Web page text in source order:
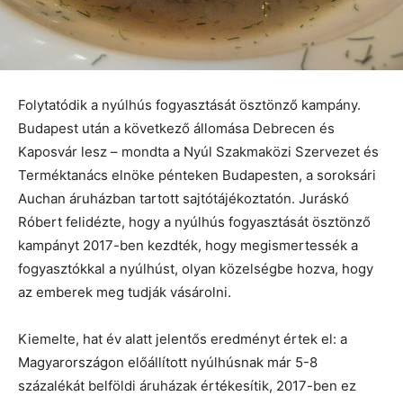
Folytatódik a nyúlhús fogyasztását ösztönző kampány.
Budapest után a következő állomása Debrecen és
Kaposvár lesz – mondta a Nyúl Szakmaközi Szervezet és
Terméktanács elnöke pénteken Budapesten, a soroksári
Auchan áruházban tartott sajtótájékoztatón. Juráskó
Róbert felidézte, hogy a nyúlhús fogyasztását ösztönző
kampányt 2017-ben kezdték, hogy megismertessék a
fogyasztókkal a nyúlhúst, olyan közelségbe hozva, hogy
az emberek meg tudják vásárolni.
Kiemelte, hat év alatt jelentős eredményt értek el: a
Magyarországon előállított nyúlhúsnak már 5-8
százalékát belföldi áruházak értékesítik, 2017-ben ez